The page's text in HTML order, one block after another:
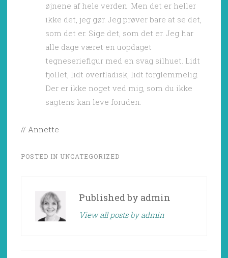
øjnene af hele verden. Men det er heller
ikke det, jeg gør. Jeg prøver bare at se det,
som det er. Sige det, som det er. Jeg har
alle dage været en uopdaget
tegneseriefigur med en svag silhuet. Lidt
fjollet, lidt overfladisk, lidt forglemmelig.
Der er ikke noget ved mig, som du ikke
sagtens kan leve foruden.
// Annette
POSTED IN UNCATEGORIZED
Published by admin
View all posts by admin